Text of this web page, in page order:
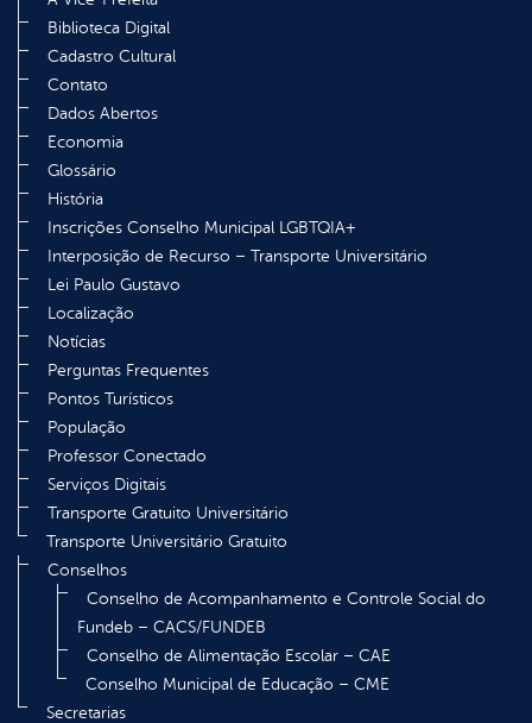
Biblioteca Digital
Cadastro Cultural
Contato
Dados Abertos
Economia
Glossário
História
Inscrições Conselho Municipal LGBTQIA+
Interposição de Recurso – Transporte Universitário
Lei Paulo Gustavo
Localização
Notícias
Perguntas Frequentes
Pontos Turísticos
População
Professor Conectado
Serviços Digitais
Transporte Gratuito Universitário
Transporte Universitário Gratuito
Conselhos
Conselho de Acompanhamento e Controle Social do
Fundeb – CACS/FUNDEB
Conselho de Alimentação Escolar – CAE
Conselho Municipal de Educação – CME
Secretarias